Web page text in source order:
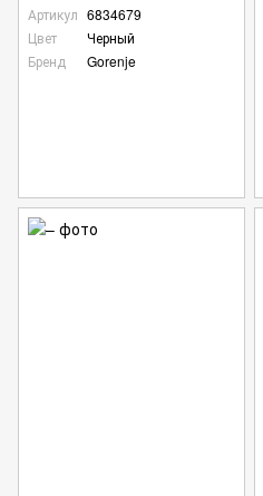
Артикул 6834679
Цвет
Черный
Бренд
Gorenje